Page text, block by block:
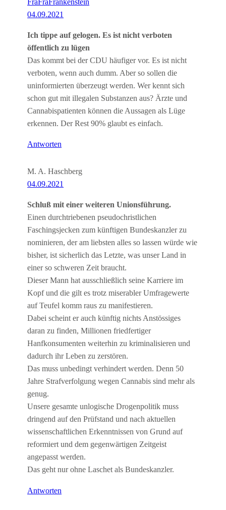
FraFraFrankenstein
04.09.2021
Ich tippe auf gelogen. Es ist nicht verboten
öffentlich zu lügen
Das kommt bei der CDU häufiger vor. Es ist nicht
verboten, wenn auch dumm. Aber so sollen die
uninformierten überzeugt werden. Wer kennt sich
schon gut mit illegalen Substanzen aus? Ärzte und
Cannabispatienten können die Aussagen als Lüge
erkennen. Der Rest 90% glaubt es einfach.
Antworten
M. A. Haschberg
04.09.2021
Schluß mit einer weiteren Unionsführung.
Einen durchtriebenen pseudochristlichen
Faschingsjecken zum künftigen Bundeskanzler zu
nominieren, der am liebsten alles so lassen würde wie
bisher, ist sicherlich das Letzte, was unser Land in
einer so schweren Zeit braucht.
Dieser Mann hat ausschließlich seine Karriere im
Kopf und die gilt es trotz miserabler Umfragewerte
auf Teufel komm raus zu manifestieren.
Dabei scheint er auch künftig nichts Anstössiges
daran zu finden, Millionen friedfertiger
Hanfkonsumenten weiterhin zu kriminalisieren und
dadurch ihr Leben zu zerstören.
Das muss unbedingt verhindert werden. Denn 50
Jahre Strafverfolgung wegen Cannabis sind mehr als
genug.
Unsere gesamte unlogische Drogenpolitik muss
dringend auf den Prüfstand und nach aktuellen
wissenschaftlichen Erkenntnissen von Grund auf
reformiert und dem gegenwärtigen Zeitgeist
angepasst werden.
Das geht nur ohne Laschet als Bundeskanzler.
Antworten